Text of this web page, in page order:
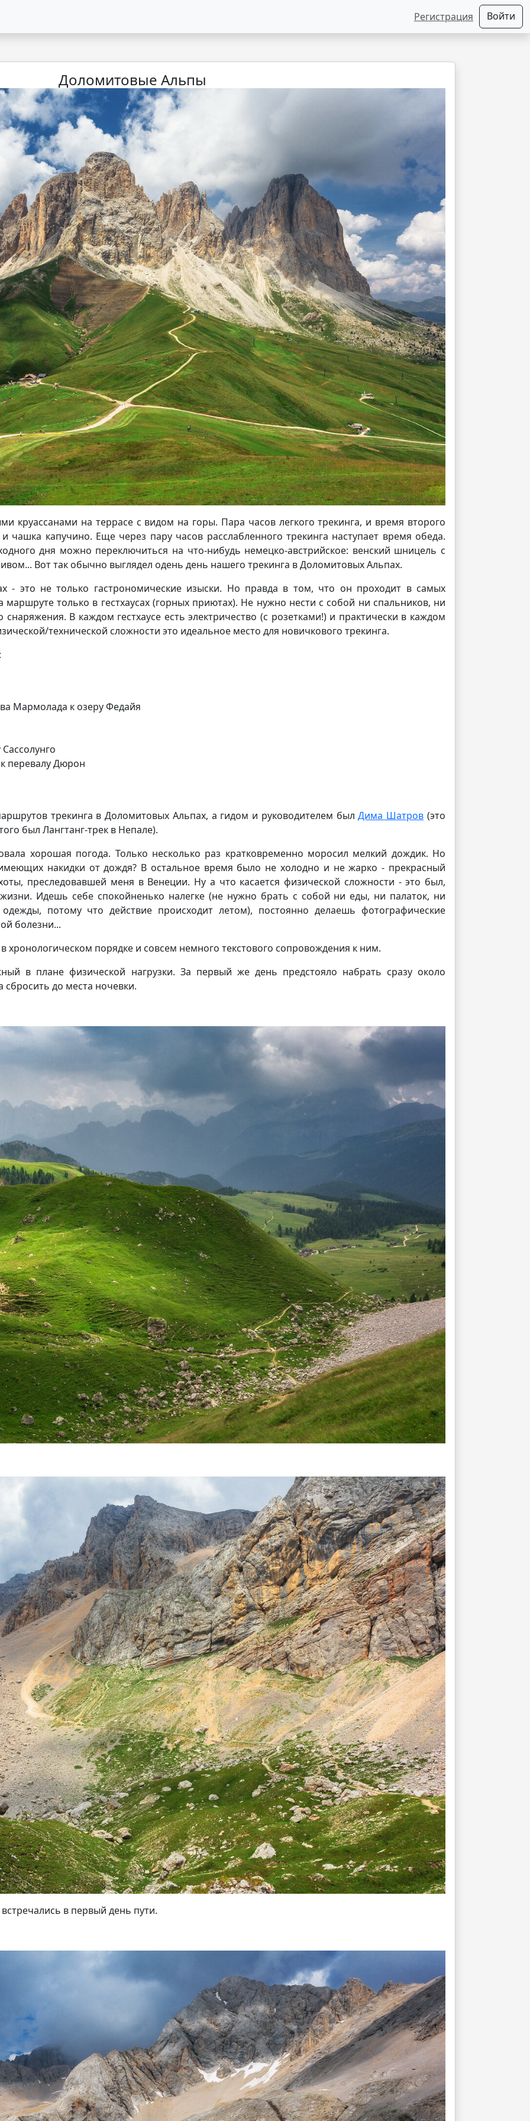
Регистрация Войти
Доломитовые Альпы
круассанами на террасе с видом на горы. Пара часов легкого трекинга, и время второго
чашка капучино. Еще через пару часов расслабленного трекинга наступает время обеда.
дня можно переключиться на что-нибудь немецко-австрийское: венский шницель с
Вот так обычно выглядел одень день нашего трекинга в Доломитовых Альпах.
- это не только гастрономические изыски. Но правда в том, что он проходит в самых
только в гестхаусах (горных приютах). Не нужно нести с собой ни спальников, ни
В каждом гестхаусе есть электричество (с розетками!) и практически в каждом
технической сложности это идеальное место для новичкового трекинга.
Мармолада к озеру Федайя
перевалу Дюрон
трекинга в Доломитовых Альпах, а гидом и руководителем былДима Шатров (это
был Лангтанг-трек в Непале).
хорошая погода. Только несколько раз кратковременно моросил мелкий дождик. Но
накидки от дождя? В остальное время было не холодно и не жарко - прекрасный
преследовавшей меня в Венеции. Ну а что касается физической сложности - это был,
Идешь себе спокойненько налегке (не нужно брать с собой ни еды, ни палаток, ни
потому что действие происходит летом), постоянно делаешь фотографические
болезни...
хронологическом порядке и совсем немного текстового сопровождения к ним.
в плане физической нагрузки. За первый же день предстояло набрать сразу около
до места ночевки.
в первый день пути.